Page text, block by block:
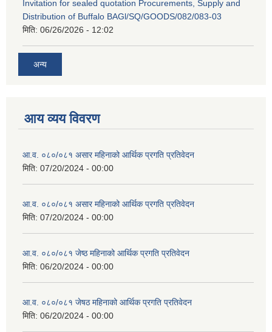
Invitation for sealed quotation Procurements, Supply and
Distribution of Buffalo BAGl/SQ/GOODS/082/083-03
मिति: 06/26/2026 - 12:02
अन्य
आय व्यय विवरण
आ.व. ०८०/०८१ असार महिनाको आर्थिक प्रगति प्रतिवेदन
मिति: 07/20/2024 - 00:00
आ.व. ०८०/०८१ असार महिनाको आर्थिक प्रगति प्रतिवेदन
मिति: 07/20/2024 - 00:00
आ.व. ०८०/०८१ जेष्ठ महिनाको आर्थिक प्रगति प्रतिवेदन
मिति: 06/20/2024 - 00:00
आ.व. ०८०/०८१ जेषठ महिनाको आर्थिक प्रगति प्रतिवेदन
मिति: 06/20/2024 - 00:00